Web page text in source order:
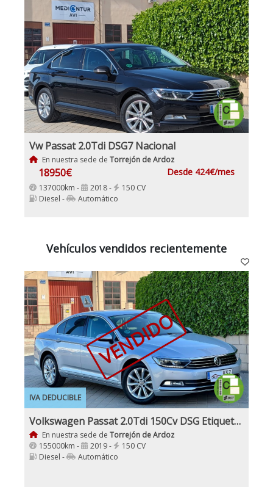
Vw Passat 2.0Tdi DSG7 Nacional
En nuestra sede de Torrejón de Ardoz
18950€ Desde 424€/mes
137000km - 2018 -
150 CV
Diesel -
Automático
Vehículos vendidos recientemente
IVA DEDUCIBLE
VENDIDO
Volkswagen Passat 2.0Tdi 150Cv DSG Etiqueta C
En nuestra sede de Torrejón de Ardoz
155000km -
2019 -
150 CV
Diesel -
Automático